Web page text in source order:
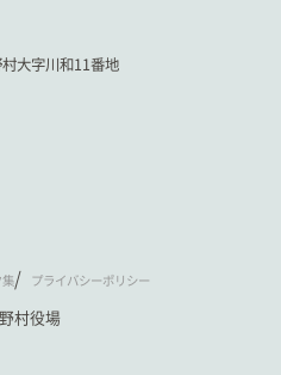
大字川和11番地
集 プライバシーポリシー
村役場